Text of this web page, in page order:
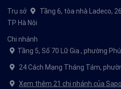
Trụ sở
Tầng 6, tòa nhà Ladeco,
TP Hà Nội
Chi nhánh
Tầng 5, Số 70 Lữ Gia , phường
24 Cách Mạng Tháng Tám,
Xem thêm 21 chi nhánh của